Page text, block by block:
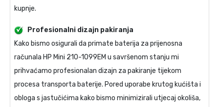
kupnje.
Profesionalni dizajn pakiranja
Kako bismo osigurali da primate baterija za prijenosna
računala HP Mini 210-1099EM u savršenom stanju mi
prihvaćamo profesionalan dizajn za pakiranje tijekom
procesa transporta baterije. Pored uporabe krutog kućišta i
obloga s jastučićima kako bismo minimizirali utjecaj okoliša,